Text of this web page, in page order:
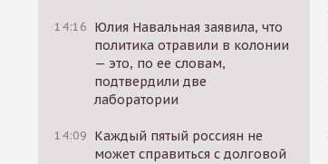
14:16 Юлия Навальная заявила, что
политика отравили в колонии
— это, по ее словам,
подтвердили две
лаборатории
14:09 Каждый пятый россиян не
может справиться с долговой